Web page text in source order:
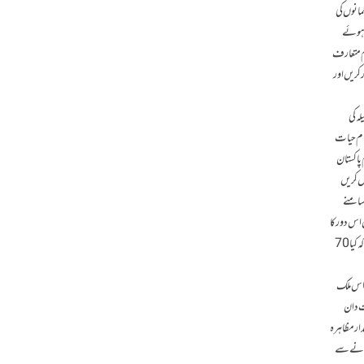
کی
ہوئے
متعارف
اور
کی
حیات
کریں
دور کا
احیاء کیا جائے گا جس کی نظیر رسول اللہ ﷺ اور ان کے جانشین خلفائے راشدین رضوان اللہ علیہم اجمعین نے قائم کرکے دکھائی تھی۔ ہمیں اپنے گریبان میں جھانک کر دیکھنا ہوگا کہ کیا 70
اس ملک
دان
مظاہر ہ
سے